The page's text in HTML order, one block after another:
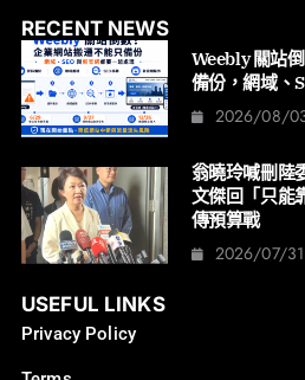
RECENT NEWS
Weebly 關站
備份，網域、
2026/08/
翁曉玲喊刪
文傑回「只
傳預算戰
2026/07/31
USEFUL LINKS
Privacy Policy